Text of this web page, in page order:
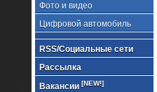
Фото и видео
Цифровой автомобиль
RSS/Социальные сети
Рассылка
Вакансии [NEW!]